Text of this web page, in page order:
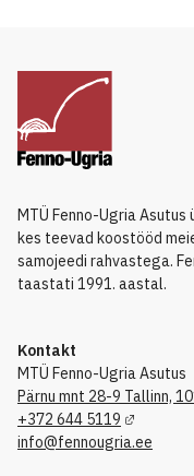
MTÜ Fenno-Ugria
kes teevad koostööd
samojeedi rahvastega.
taastati 1991. aastal.
Kontakt
MTÜ Fenno-Ugria Asutus
Pärnu mnt 28-9 Tallinn,
+372 644 5119
info@fennougria.ee